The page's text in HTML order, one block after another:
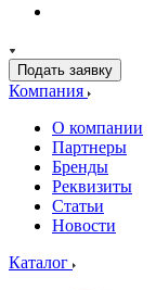
Подать заявку
Компания
О компании
Партнеры
Бренды
Реквизиты
Статьи
Новости
Каталог